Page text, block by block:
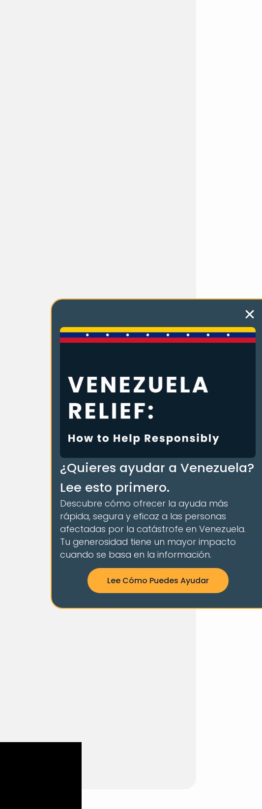
¿Quieres ayudar a Venezuela?
Lee esto primero.
Descubre cómo ofrecer la ayuda más
rápida, segura y eficaz a las personas
afectadas por la catástrofe en Venezuela.
Tu generosidad tiene un mayor impacto
cuando se basa en la información.
Lee Cómo Puedes Ayudar